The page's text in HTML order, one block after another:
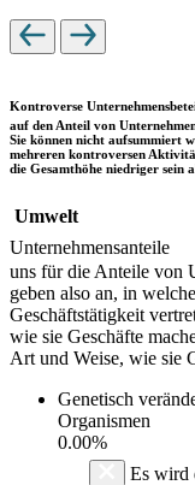
Kontroverse
auf den Anteil von
Sie können nicht aufsummiert
mehreren kontroversen
die Gesamthöhe niedriger sein
Umwelt
Unternehmensanteile
uns für die Anteile von
geben also an, in
Geschäftstätigkeit
wie sie Geschäfte
Art und Weise, wie sie
Genetisch
Organismen
0.00%
Es wird